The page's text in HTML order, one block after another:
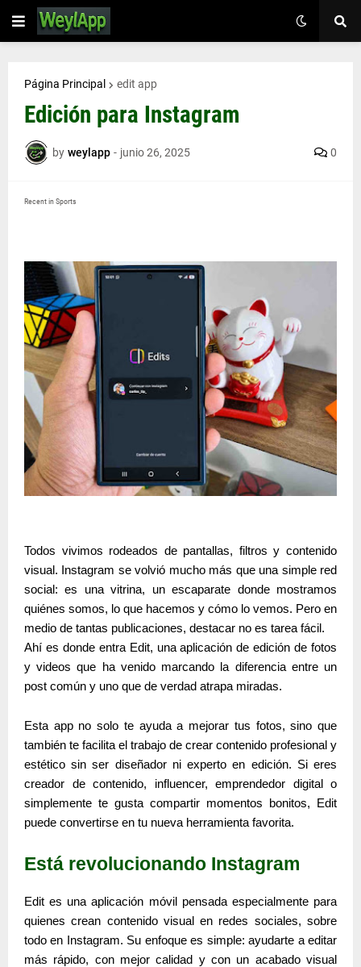
Página Principal edit app
Edición para Instagram
by weylapp - junio 26, 2025 0
Recent in Sports
Todos vivimos rodeados de pantallas, filtros y contenido
visual. Instagram se volvió mucho más que una simple red
social: es una vitrina, un escaparate donde mostramos
quiénes somos, lo que hacemos y cómo lo vemos. Pero en
medio de tantas publicaciones, destacar no es tarea fácil.
Ahí es donde entra Edit, una aplicación de edición de fotos
y videos que ha venido marcando la diferencia entre un
post común y uno que de verdad atrapa miradas.
Esta app no solo te ayuda a mejorar tus fotos, sino que
también te facilita el trabajo de crear contenido profesional y
estético sin ser diseñador ni experto en edición. Si eres
creador de contenido, influencer, emprendedor digital o
simplemente te gusta compartir momentos bonitos, Edit
puede convertirse en tu nueva herramienta favorita.
Está revolucionando Instagram
Edit es una aplicación móvil pensada especialmente para
quienes crean contenido visual en redes sociales, sobre
todo en Instagram. Su enfoque es simple: ayudarte a editar
más rápido, con mejor calidad y con un acabado visual